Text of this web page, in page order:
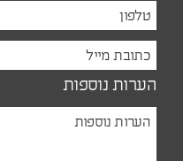
הערות נוספות